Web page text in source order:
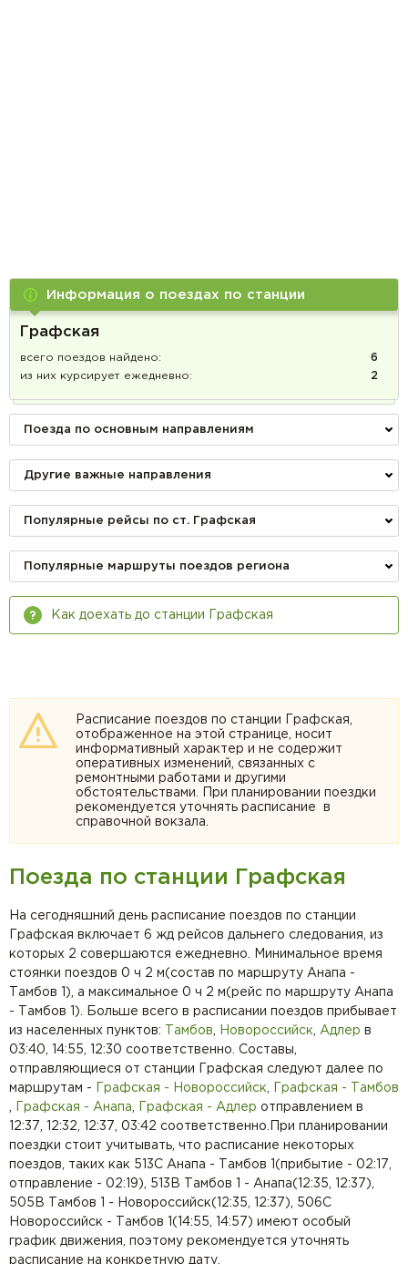
Расписание поездов по станции Графская,
отображенное на этой странице, носит
информативный характер и не содержит
оперативных изменений, связанных с
ремонтными работами и другими
обстоятельствами. При планировании поездки
рекомендуется уточнять расписание в
справочной вокзала.
Поезда по станции Графская
На сегодняшний день расписание поездов по станции
Графская включает 6 жд рейсов дальнего следования, из
которых 2 совершаются ежедневно. Минимальное время
стоянки поездов 0 ч 2 м(состав по маршруту Анапа -
Тамбов 1), а максимальное 0 ч 2 м(рейс по маршруту Анапа
- Тамбов 1). Больше всего в расписании поездов прибывает
из населенных пунктов:
Тамбов Новороссийск Адлер в
03:40, 14:55, 12:30 соответственно. Составы,
отправляющиеся от станции Графская следуют далее по
маршрутам -
Графская - Новороссийск
Графская - Тамбов
Графская - Анапа Графская - Адлер отправлением в
12:37, 12:32, 12:37, 03:42 соответственно.При планировании
поездки стоит учитывать, что расписание некоторых
поездов, таких как 513С Анапа - Тамбов 1(прибытие - 02:17,
отправление - 02:19), 513В Тамбов 1 - Анапа(12:35, 12:37),
505В Тамбов 1 - Новороссийск(12:35, 12:37), 506С
Новороссийск - Тамбов 1(14:55, 14:57) имеют особый
график движения, поэтому рекомендуется уточнять
расписание на конкретную дату.
Информация о поездах по станции
Графская
всего поездов найдено:
6
из них курсирует ежедневно:
2
Поезда по основным направлениям
Другие важные направления
Популярные рейсы по ст. Графская
Популярные маршруты поездов региона
Как доехать до станции Графская